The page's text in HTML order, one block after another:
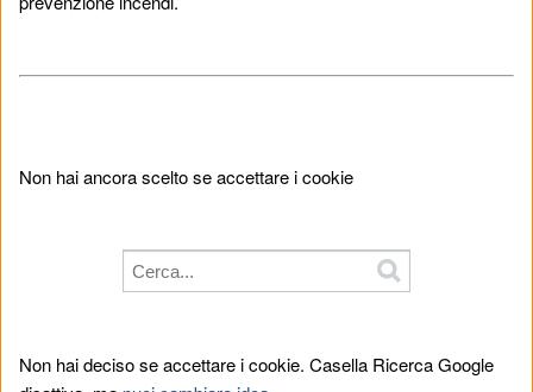
Non hai ancora scelto se accettare i cookie
Non hai deciso se accettare i cookie. Casella Ricerca Google